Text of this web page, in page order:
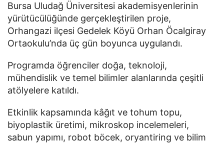
Bursa Uludağ Üniversitesi akademisyenlerinin
yürütücülüğünde gerçekleştirilen proje,
Orhangazi ilçesi Gedelek Köyü Orhan Öcalgiray
Ortaokulu’nda üç gün boyunca uygulandı.
Programda öğrenciler doğa, teknoloji,
mühendislik ve temel bilimler alanlarında çeşitli
atölyelere katıldı.
Etkinlik kapsamında kâğıt ve tohum topu,
biyoplastik üretimi, mikroskop incelemeleri,
sabun yapımı, robot böcek, oryantiring ve bilim